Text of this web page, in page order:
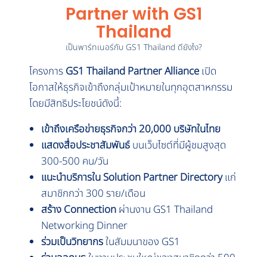
Partner with GS1
Thailand
เป็นพาร์ทเนอร์กับ GS1 Thailand ดียังไง?
โครงการGS1 Thailand Partner Allianceเปิด
โอกาสให้ธุรกิจเข้าถึงกลุ่มเป้าหมายในทุกอุตสาหกรรม
โดยมีสิทธิประโยชน์ดังนี้:
เข้าถึงเครือข่ายธุรกิจกว่า 20,000 บริษัทในไทย
แสดงสื่อประชาสัมพันธ์บนเว็บไซต์ที่มีผู้ชมสูงสุด
300-500 คน/วัน
แนะนำบริการใน Solution Partner Directoryแก่
สมาชิกกว่า 300 ราย/เดือน
สร้าง Connectionผ่านงาน GS1 Thailand
Networking Dinner
ร่วมเป็นวิทยากรในสัมมนาของ GS1